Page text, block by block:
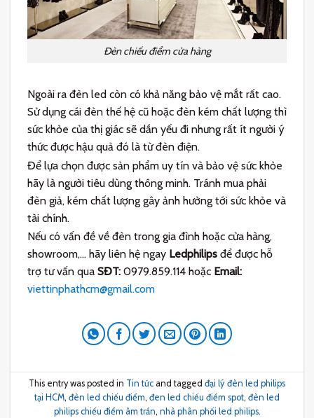
Đèn chiếu điểm cửa hàng
Ngoài ra đèn led còn có khả năng bảo vệ mắt rất cao.
Sử dụng cái đèn thế hệ cũ hoặc đèn kém chất lượng thì
sức khỏe của thị giác sẽ dần yếu đi nhưng rất ít người ý
thức được hậu quả đó là từ đèn điện.
Để lựa chọn được sản phẩm uy tín và bảo vệ sức khỏe
hãy là người tiêu dùng thông minh. Tránh mua phải
đèn giả, kém chất lượng gây ảnh hưởng tới sức khỏe và
tài chính.
Nếu có vấn đề về đèn trong gia đình hoặc cửa hàng,
showroom,… hãy liên hệ ngay Ledphilips để được hỗ
trợ tư vấn qua SĐT: 0979.859.114 hoặc Email:
viettinphathcm@gmail.com
This entry was posted in Tin tức and tagged đại lý đèn led philips
tại HCM, đèn led chiếu điểm, đen led chiếu điểm spot, đèn led
philips chiếu điểm âm trần, nhà phân phối led philips.